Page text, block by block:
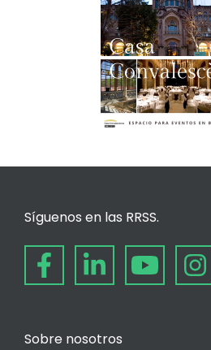
Síguenos en las RRSS.
Sobre nosotros